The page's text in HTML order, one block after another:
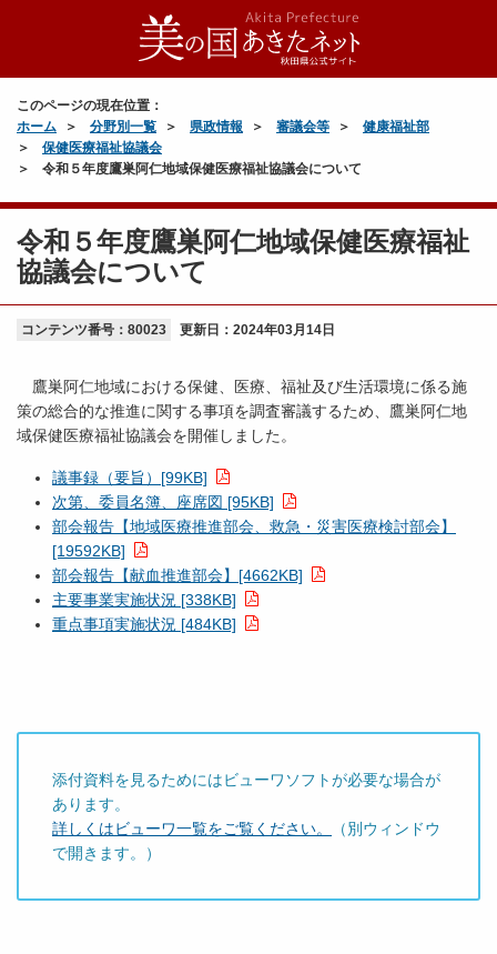
このページの現在位置：
ホーム
分野別一覧 県政情報 審議会等
健康福祉部
保健医療福祉協議会
令和５年度鷹巣阿仁地域保健医療福祉協議会について
令和５年度鷹巣阿仁地域保健医療福祉
協議会について
コンテンツ番号：80023 更新日： 2024年03月14日
鷹巣阿仁地域における保健、医療、福祉及び生活環境に係る施
策の総合的な推進に関する事項を調査審議するため、鷹巣阿仁地
域保健医療福祉協議会を開催しました。
議事録（要旨）[99KB]
次第、委員名簿、座席図 [95KB]
部会報告【地域医療推進部会、救急・災害医療検討部会】
[19592KB]
部会報告【献血推進部会】[4662KB]
主要事業実施状況 [338KB]
重点事項実施状況 [484KB]
添付資料を見るためにはビューワソフトが必要な場合が
あります。
詳しくはビューワ一覧をご覧ください。
（別ウィンドウ
で開きます。）